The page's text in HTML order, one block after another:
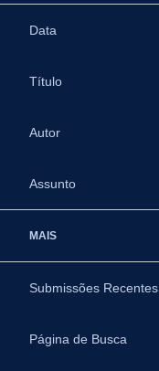
Data
Título
Autor
Assunto
MAIS
Submissões Recentes
Página de Busca